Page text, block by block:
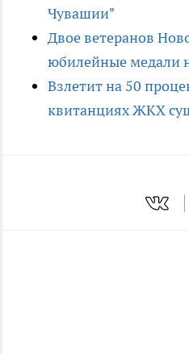
Чувашии"
Двое ветеранов
юбилейные медали
Взлетит на 50
квитанциях ЖКХ